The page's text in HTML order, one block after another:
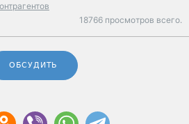
18766 просмотров всего.
ОБСУДИТЬ